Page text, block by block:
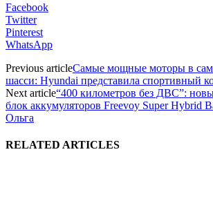
Facebook
Twitter
Pinterest
WhatsApp
Previous articleСамые мощные моторы в
шасси: Hyundai представила спортивный
Next article“400 километров без ДВС”:
блок аккумуляторов Freevoy Super Hybrid
Ольга
RELATED ARTICLES